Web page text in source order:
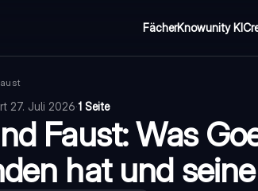
FächerKnowunity KI
27. Juli 2026·1 Seite
Faust: Was
hat und